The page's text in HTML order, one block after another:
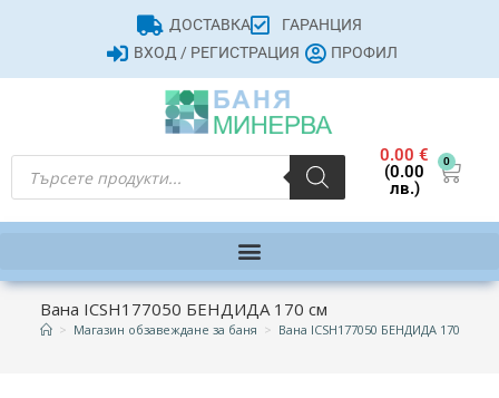
ДОСТАВКА
ГАРАНЦИЯ
ВХОД / РЕГИСТРАЦИЯ
ПРОФИЛ
0.00€
(0.00
лв.)
0
Вана ICSH177050 БЕНДИДА 170 см
> Магазин обзавеждане за баня > Вана ICSH177050 БЕНДИДА 170 см